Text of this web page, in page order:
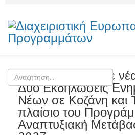
ΔΑΜ - Οι Νέοι σε
Δύο Εκδηλώσεις
Νέων σε Κοζάνη και
πλαίσιο του
Αναπτυξιακή